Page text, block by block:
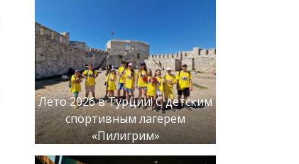
Лето 2026 в Турции! С детским
спортивным лагерем
«Пилигрим»